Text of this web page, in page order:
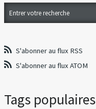
S'abonner au flux RSS
S'abonner au flux ATOM
Tags populaires